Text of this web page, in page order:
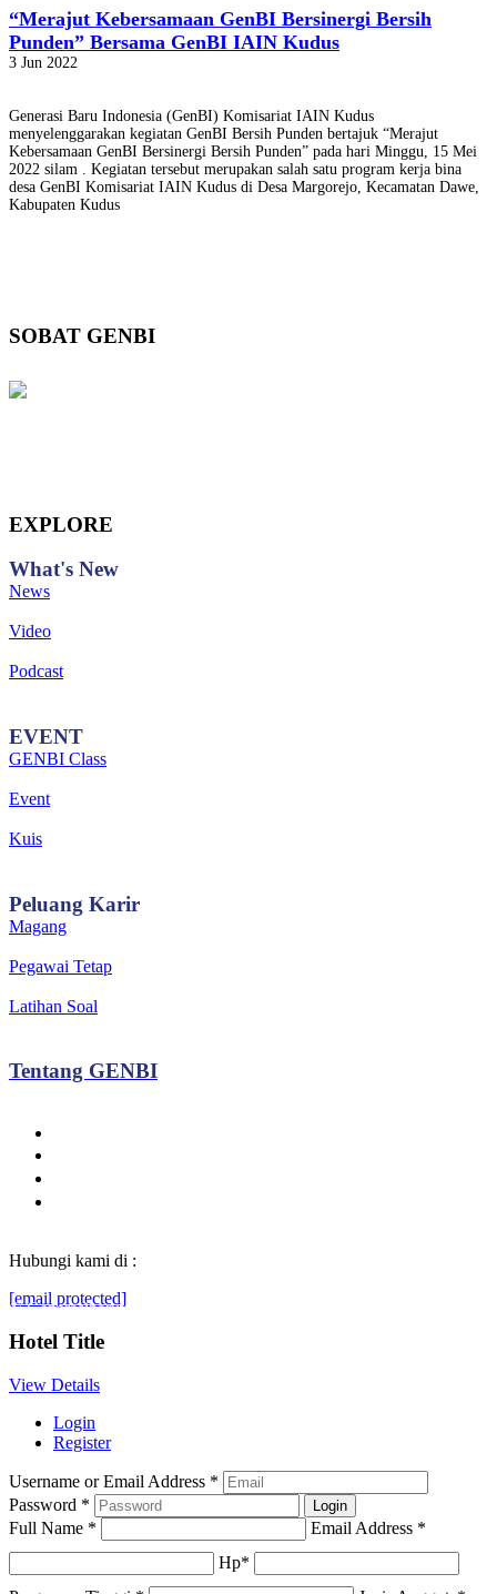
“Merajut Kebersamaan GenBI Bersinergi Bersih
Punden” Bersama GenBI IAIN Kudus
3 Jun 2022
Generasi Baru Indonesia (GenBI) Komisariat IAIN Kudus
menyelenggarakan kegiatan GenBI Bersih Punden bertajuk “Merajut
Kebersamaan GenBI Bersinergi Bersih Punden” pada hari Minggu, 15 Mei
2022 silam . Kegiatan tersebut merupakan salah satu program kerja bina
desa GenBI Komisariat IAIN Kudus di Desa Margorejo, Kecamatan Dawe,
Kabupaten Kudus
SOBAT GENBI
EXPLORE
What's New
News
Video
Podcast
EVENT
GENBI Class
Event
Kuis
Peluang Karir
Magang
Pegawai Tetap
Latihan Soal
Tentang GENBI
Hubungi kami di :
[email protected]
© Generasibaruindonesia.com 2022. All rights reserved.
Hotel Title
View Details
Login
Register
Username or Email Address *
Password *
Full Name * Email Address *
Hp*